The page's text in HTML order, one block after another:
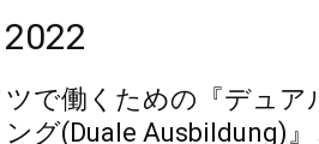
ツで働くための『デュア
ング(Duale Ausbildung)』